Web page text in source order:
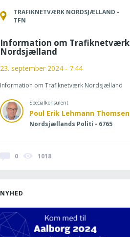
TRAFIKNETVÆRK NORDSJÆLLAND -
TFN
Information om Trafiknetværk
Nordsjælland
23. september 2024 - 7:44
Information om Trafiknetværk Nordsjælland
Specialkonsulent
Poul Erik Lehmann Thomsen
Nordsjællands Politi - 6765
0 1018
NYHED